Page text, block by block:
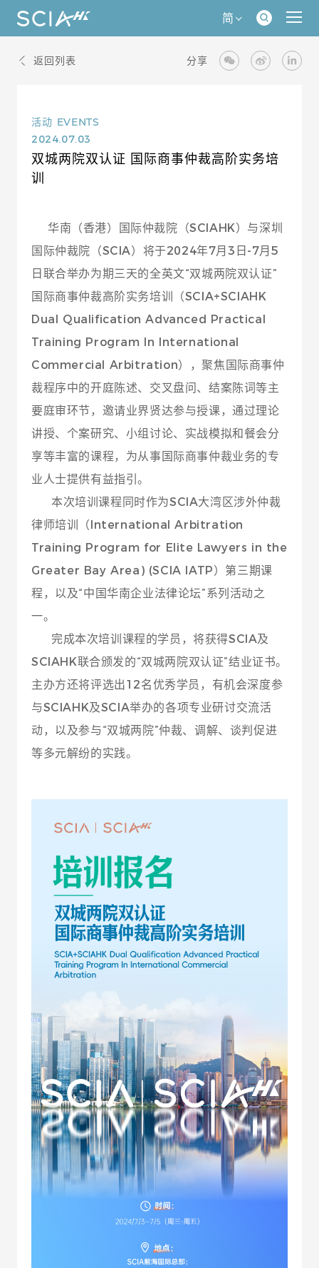
简
返回列表 分享
活动 EVENTS
2024.07.03
双城两院双认证 国际商事仲裁高阶实务培
训
华南（香港）国际仲裁院（SCIAHK）与深圳
国际仲裁院（SCIA）将于2024年7月3日-7月5
日联合举办为期三天的全英文“双城两院双认证”
国际商事仲裁高阶实务培训（SCIA+SCIAHK
Dual Qualification Advanced Practical
Training Program In International
Commercial Arbitration），聚焦国际商事仲
裁程序中的开庭陈述、交叉盘问、结案陈词等主
要庭审环节，邀请业界贤达参与授课，通过理论
讲授、个案研究、小组讨论、实战模拟和餐会分
享等丰富的课程，为从事国际商事仲裁业务的专
业人士提供有益指引。
本次培训课程同时作为SCIA大湾区涉外仲裁
律师培训（International Arbitration
Training Program for Elite Lawyers in the
Greater Bay Area) (SCIA IATP）第三期课
程，以及“中国华南企业法律论坛”系列活动之
一。
完成本次培训课程的学员，将获得SCIA及
SCIAHK联合颁发的“双城两院双认证”结业证书。
主办方还将评选出12名优秀学员，有机会深度参
与SCIAHK及SCIA举办的各项专业研讨交流活
动，以及参与“双城两院”仲裁、调解、谈判促进
等多元解纷的实践。